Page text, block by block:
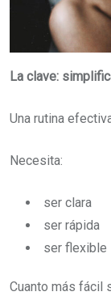
La clave:
Una rutina
Necesita:
ser clara
ser rápida
ser flexible
Cuanto más fácil